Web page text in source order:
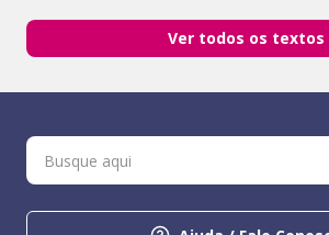
Ver todos os textos